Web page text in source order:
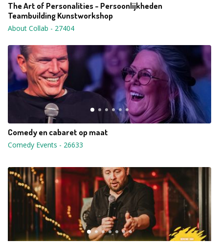
The Art of Personalities - Persoonlijkheden
Teambuilding Kunstworkshop
About Collab - 27404
Comedy en cabaret op maat
Comedy Events - 26633